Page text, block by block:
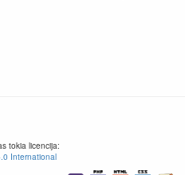
tokia licencija:
International